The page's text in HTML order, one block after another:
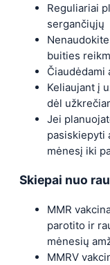
Reguliariai
sergančiųjų
buities
Čiaudėdami
Keliaujant į
dėl
Jei
pasiskiepyti
mėnesį iki
Skiepai nuo
MMR
parotito ir
mėnesių
MMRV